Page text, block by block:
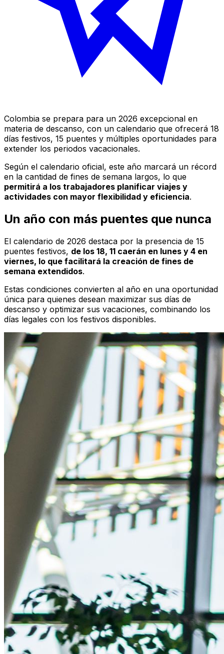
Colombia se prepara para un 2026 excepcional en
materia de descanso, con un calendario que ofrecerá 18
días festivos, 15 puentes y múltiples oportunidades para
extender los periodos vacacionales.
Según el calendario oficial, este año marcará un récord
en la cantidad de fines de semana largos, lo que
permitirá a los trabajadores planificar viajes y
actividades con mayor flexibilidad y eficiencia.
Un año con más puentes que nunca
El calendario de 2026 destaca por la presencia de 15
puentes festivos, de los 18, 11 caerán en lunes y 4 en
viernes, lo que facilitará la creación de fines de
semana extendidos.
Estas condiciones convierten al año en una oportunidad
única para quienes desean maximizar sus días de
descanso y optimizar sus vacaciones, combinando los
días legales con los festivos disponibles.